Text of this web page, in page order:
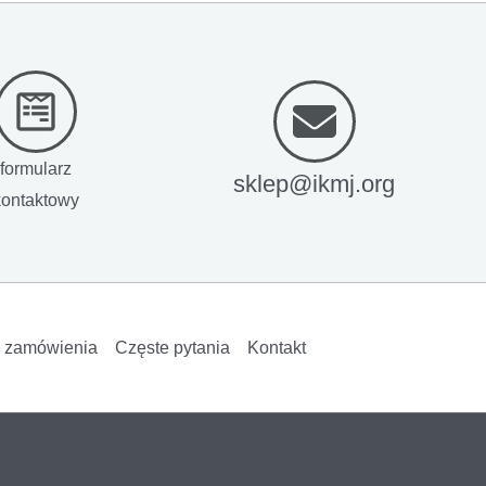
formularz
sklep@ikmj.org
Częste pytania Kontakt